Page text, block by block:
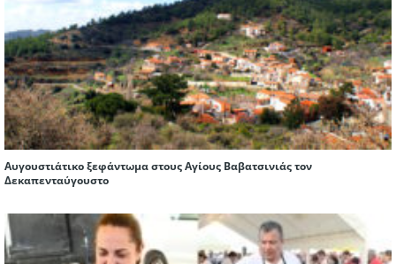
Αυγουστιάτικο ξεφάντωμα στους Αγίους Βαβατσινιάς τον
Δεκαπενταύγουστο